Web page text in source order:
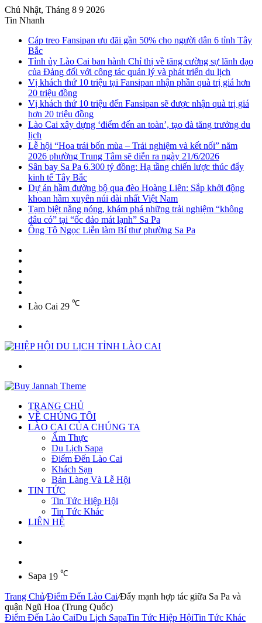
Chủ Nhật, Tháng 8 9 2026
Tin Nhanh
Cáp treo Fansipan ưu đãi gần 50% cho người dân 6 tỉnh Tây
Bắc
Tỉnh ủy Lào Cai ban hành Chỉ thị về tăng cường sự lãnh đạo
của Đảng đối với công tác quản lý và phát triển du lịch
Vị khách thứ 10 triệu tại Fansipan nhận phần quà trị giá hơn
20 triệu đồng
Vị khách thứ 10 triệu đến Fansipan sẽ được nhận quà trị giá
hơn 20 triệu đồng
Lào Cai xây dựng ‘điểm đến an toàn’, tạo đà tăng trưởng du
lịch
Lễ hội “Hoa trái bốn mùa – Trải nghiệm và kết nối” năm
2026 phường Trung Tâm sẽ diễn ra ngày 21/6/2026
Sân bay Sa Pa 6.300 tỷ đồng: Hạ tầng chiến lược thúc đẩy
kinh tế Tây Bắc
Dự án hầm đường bộ qua đèo Hoàng Liên: Sắp khởi động
khoan hầm xuyên núi dài nhất Việt Nam
Tạm biệt nắng nóng, khám phá những trải nghiệm “không
đâu có” tại “ốc đảo mát lạnh” Sa Pa
Ông Tô Ngọc Liễn làm Bí thư phường Sa Pa
Lào Cai 29 ℃
TRANG CHỦ
VỀ CHÚNG TÔI
LÀO CAI CỦA CHÚNG TA
Ẩm Thực
Du Lịch Sapa
Điểm Đến Lào Cai
Khách Sạn
Bản Làng Và Lễ Hội
TIN TỨC
Tin Tức Hiệp Hội
Tin Tức Khác
LIÊN HỆ
Sapa 19 ℃
Trang Chủ/Điểm Đến Lào Cai/Đẩy mạnh hợp tác giữa Sa Pa và
quận Ngũ Hoa (Trung Quốc)
Điểm Đến Lào CaiDu Lịch SapaTin Tức Hiệp HộiTin Tức Khác